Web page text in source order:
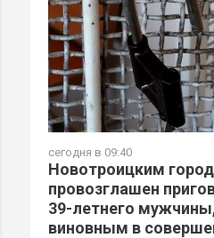
сегодня в 09:40
Новотроицким
провозглашен
39-летнего
виновным в